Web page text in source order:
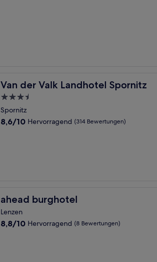
Van der Valk Landhotel Spornitz
Van der Valk Landhotel Spornitz
3.5-
Sterne-
Unterkunft
Spornitz
8.6
8,6/10 Hervorragend (314 Bewertungen)
ahead burghotel
ahead burghotel
Lenzen
8.8
8,8/10 Hervorragend (8 Bewertungen)